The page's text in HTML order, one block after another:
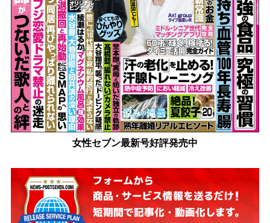
女性セブン最新号好評発売中